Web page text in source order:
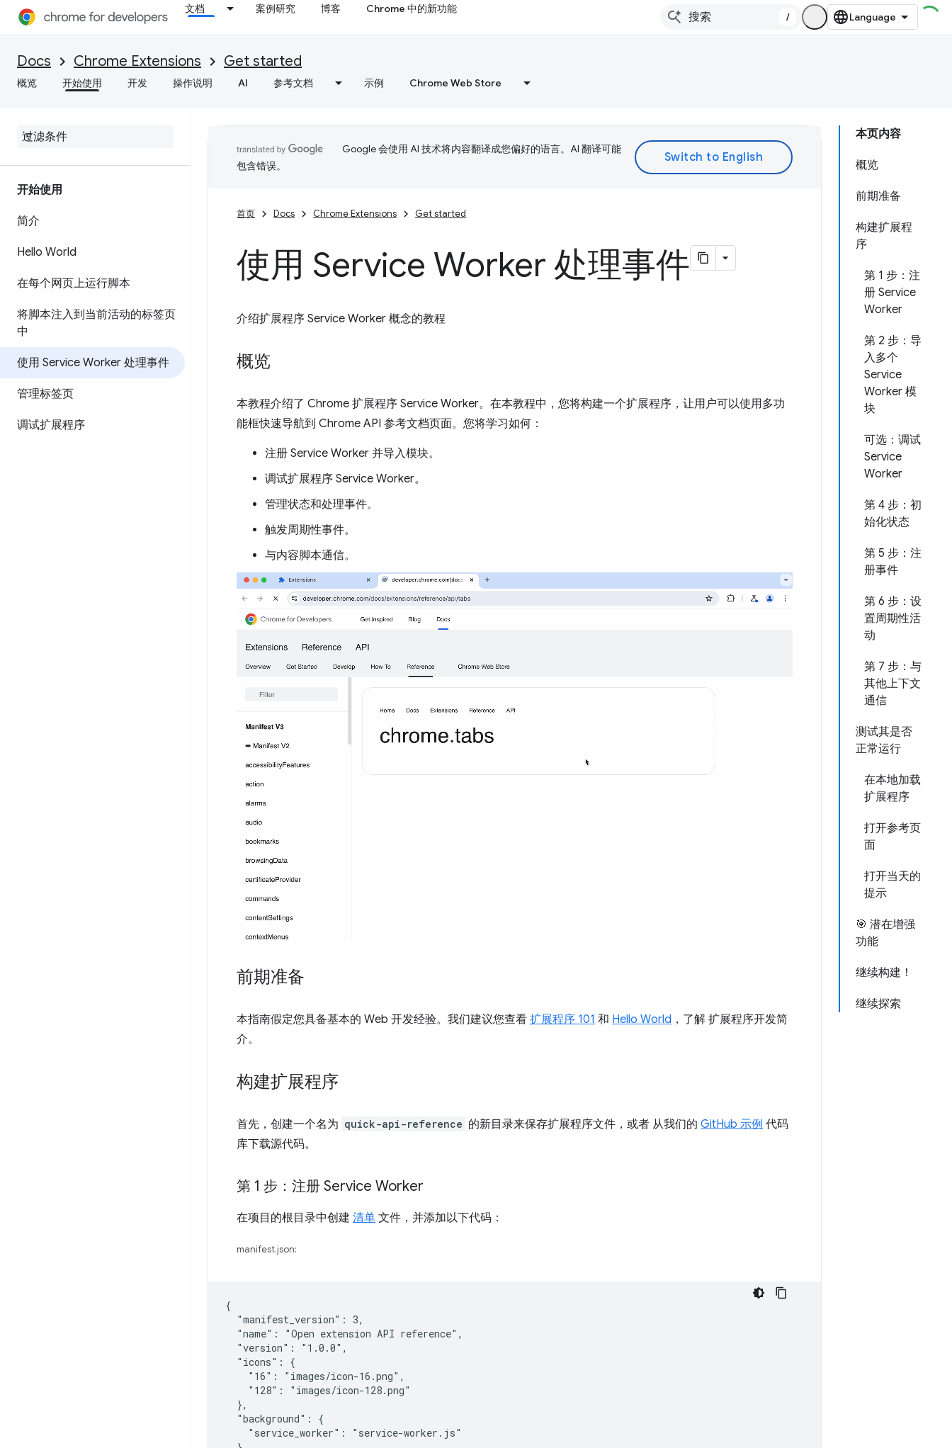
文档 案例研究 博客 Chrome 中的新功能
/
Docs Chrome Extensions Get started
概览 开始使用 开发 操作说明 AI 参考文档 示例 Chrome Web Store
开始使用
简介
Hello World
在每个网页上运行脚本
将脚本注入到当前活动的标签页
中
使用 Service Worker 处理事件
管理标签页
调试扩展程序
本页内容
概览
前期准备
构建扩展程
序
第 1 步：注
册 Service
Worker
第 2 步：导
入多个
Service
Worker 模
块
可选：调试
Service
Worker
第 4 步：初
始化状态
第 5 步：注
册事件
第 6 步：设
置周期性活
动
第 7 步：与
其他上下文
通信
测试其是否
正常运行
在本地加载
扩展程序
打开参考页
面
打开当天的
提示
🎯 潜在增强
功能
继续构建！
继续探索
Google 会使用 AI 技术将内容翻译成您偏好的语言。AI 翻译可能
包含错误。
首页 Docs Chrome Extensions Get started
使用 Service Worker 处理事件
介绍扩展程序 Service Worker 概念的教程
概览
本教程介绍了 Chrome 扩展程序 Service Worker。在本教程中，您将构建一个扩展程序，让用户可以使用多功
能框快速导航到 Chrome API 参考文档页面。您将学习如何：
注册 Service Worker 并导入模块。
调试扩展程序 Service Worker。
管理状态和处理事件。
触发周期性事件。
与内容脚本通信。
前期准备
本指南假定您具备基本的 Web 开发经验。我们建议您查看 扩展程序 101 和 Hello World ，了解 扩展程序开发简
介。
构建扩展程序
首先，创建一个名为 quick-api-reference 的新目录来保存扩展程序文件，或者 从我们的 GitHub 示例 代码
库下载源代码。
第 1 步：注册 Service Worker
在项目的根目录中创建 清单 文件，并添加以下代码：
manifest.json:
{
  "manifest_version": 3,
  "name": "Open extension API reference",
  "version": "1.0.0",
  "icons": {
    "16": "images/icon-16.png",
    "128": "images/icon-128.png"
  },
  "background": {
    "service_worker": "service-worker.js"